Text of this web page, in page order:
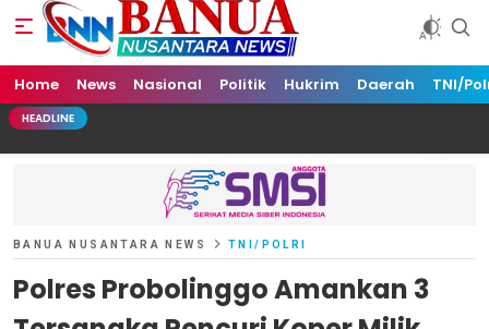
Banua Nusantara News
Home News Nasional Politik Hukrim Daerah TNI/
HEADLINE
BANUA NUSANTARA NEWS TNI/POLRI
Polres Probolinggo Amankan 3